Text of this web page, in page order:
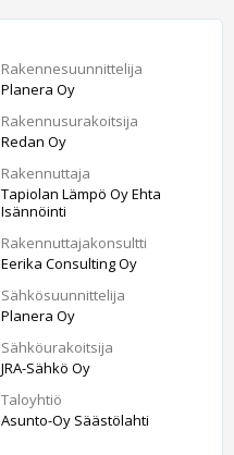
Rakennesuunnittelija
Planera Oy
Rakennusurakoitsija
Redan Oy
Rakennuttaja
Tapiolan Lämpö Oy Ehta
Isännöinti
Rakennuttajakonsultti
Eerika Consulting Oy
Sähkösuunnittelija
Planera Oy
Sähköurakoitsija
JRA-Sähkö Oy
Taloyhtiö
Asunto-Oy Säästölahti